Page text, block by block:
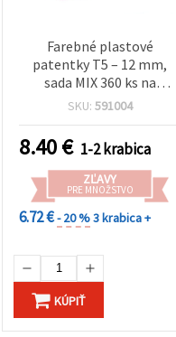
Farebné plastové
patentky T5 – 12 mm,
sada MIX 360 ks na
kreatívne šitie a tvorenie
SKU: 591004
8.40€ 1-2 krabica
ZĽAVY
PRE MNOŽSTVO
6.72 €- 20 %3 krabica +
KÚPIŤ